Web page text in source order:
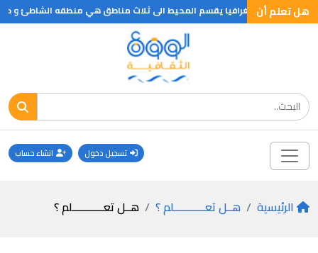
هل تعلم أن
ان علم الجغرافيا يقسم المحيط الى ثلاث مناطق هي منطقه الشاطئ و
تسجيل دخول انشاء حساب
الرئيسية هــل تعـــــــــــلم ؟ هــل تعـــــــــــلم ؟